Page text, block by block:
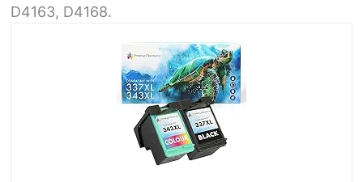
D4163, D4168.